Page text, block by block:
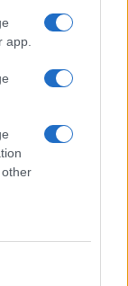
app.
intervento dei